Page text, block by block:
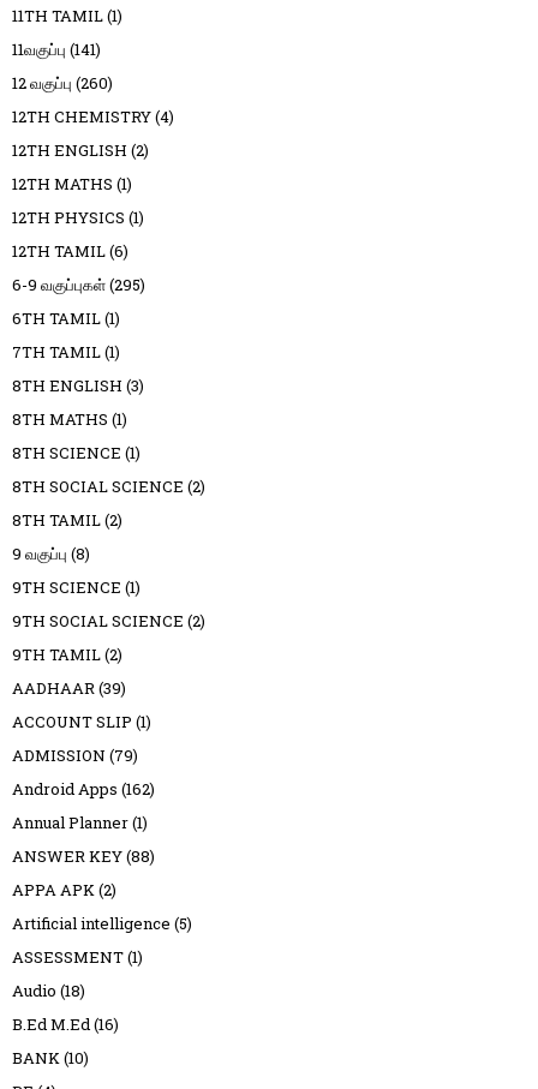
11TH TAMIL(1)
11வகுப்பு (141)
12 வகுப்பு (260)
12TH CHEMISTRY(4)
12TH ENGLISH (2)
12TH MATHS (1)
12TH PHYSICS (1)
12TH TAMIL(6)
6-9 வகுப்புகள்(295)
6TH TAMIL(1)
7TH TAMIL(1)
8TH ENGLISH (3)
8TH MATHS (1)
8TH SCIENCE (1)
8TH SOCIAL SCIENCE (2)
8TH TAMIL(2)
9 வகுப்பு (8)
9TH SCIENCE (1)
9TH SOCIAL SCIENCE (2)
9TH TAMIL(2)
AADHAAR(39)
ACCOUNT SLIP (1)
ADMISSION (79)
Android Apps (162)
Annual Planner(1)
ANSWER KEY(88)
APPA APK(2)
Artificial intelligence (5)
ASSESSMENT(1)
Audio (18)
B.Ed M.Ed(16)
BANK(10)